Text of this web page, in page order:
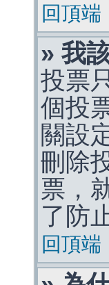
回頂端
» 我
投票
個投
關設
刪除
票，
了防
回頂端